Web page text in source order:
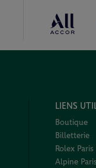
LIENS
Boutique
Billetterie
Rolex
Alpine